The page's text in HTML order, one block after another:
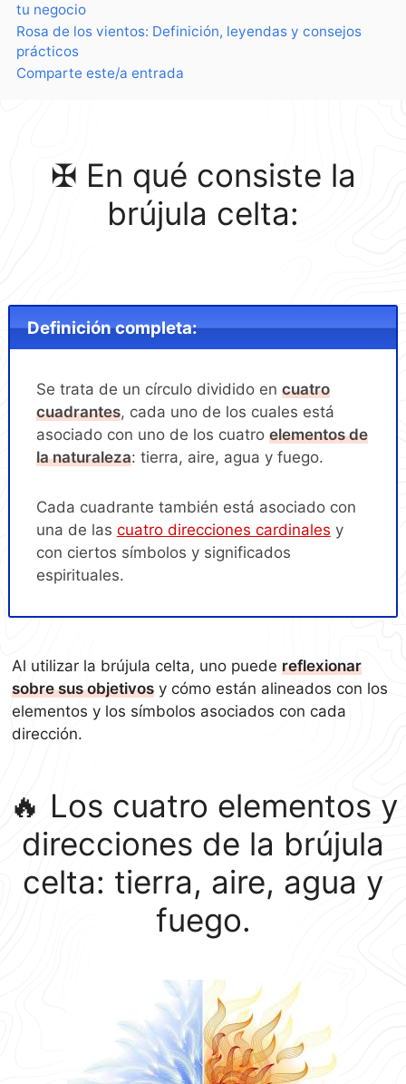
tu negocio
Rosa de los vientos: Definición, leyendas y consejos
prácticos
Comparte este/a entrada
✠ En qué consiste la
brújula celta:
Definición completa:
Se trata de un círculo dividido en cuatro
cuadrantes, cada uno de los cuales está
asociado con uno de los cuatro elementos de
la naturaleza: tierra, aire, agua y fuego.
Cada cuadrante también está asociado con
una de las cuatro direcciones cardinales y
con ciertos símbolos y significados
espirituales.
Al utilizar la brújula celta, uno puedereflexionar
sobre sus objetivos y cómo están alineados con los
elementos y los símbolos asociados con cada
dirección.
🔥 Los cuatro elementos y
direcciones de la brújula
celta: tierra, aire, agua y
fuego.